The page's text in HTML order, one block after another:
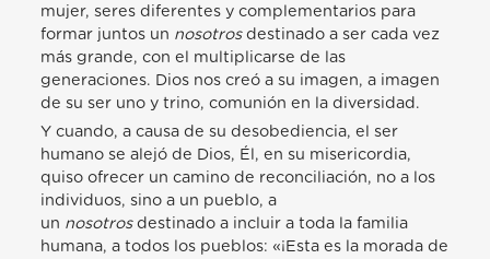
mujer, seres diferentes y complementarios para
formar juntos un nosotrosdestinado a ser cada vez
más grande, con el multiplicarse de las
generaciones. Dios nos creó a su imagen, a imagen
de su ser uno y trino, comunión en la diversidad.
Y cuando, a causa de su desobediencia, el ser
humano se alejó de Dios, Él, en su misericordia,
quiso ofrecer un camino de reconciliación, no a los
individuos, sino a un pueblo, a
un nosotrosdestinado a incluir a toda la familia
humana, a todos los pueblos: «¡Esta es la morada de